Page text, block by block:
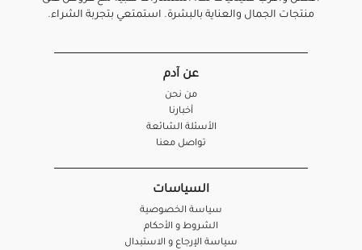
منتجات الجمال والعناية بالبشرة. استمتعي بتجربة الشراء.
عن آدم
من نحن
أخبارنا
الأسئلة الشائعة
تواصل معنا
السياسات
سياسة الخصوصية
الشروط و الأحكام
سياسة الإرجاع و الاستبدال